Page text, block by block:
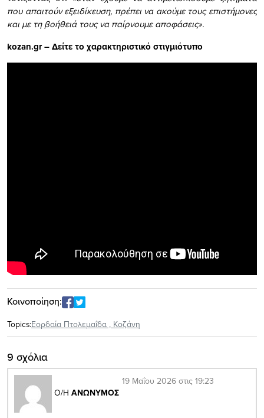
που απαιτούν εξειδίκευση, πρέπει να ακούμε τους επιστήμονες
και με τη βοήθειά τους να παίρνουμε αποφάσεις».
kozan.gr – Δείτε το χαρακτηριστικό στιγμιότυπο
Κοινοποίηση:
Topics:Εορδαία Πτολεμαΐδα , Κοζάνη
9 σχόλια
Ο/Η ΑΝΩΝΥΜΟΣ
19 Μαΐου 2026 στις 19:23